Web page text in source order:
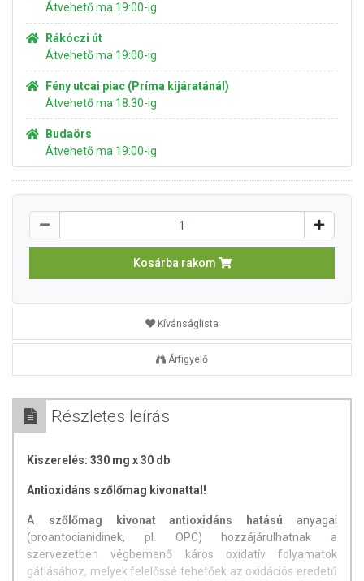
Átvehető ma 19:00-ig
Rákóczi út
Átvehető ma 19:00-ig
Fény utcai piac (Príma kijáratánál)
Átvehető ma 18:30-ig
Budaörs
Átvehető ma 19:00-ig
Kosárba rakom
Kívánságlista
Árfigyelő
Részletes leírás
Kiszerelés: 330 mg x 30 db
Antioxidáns szőlőmag kivonattal!
A szőlőmag kivonat antioxidáns hatású anyagai
(proantocianidinek, pl. OPC) hozzájárulhatnak a
szervezetben végbemenő káros oxidatív folyamatok
gátlásához, melyek felelőssé tehetőek az oxidációs eredetű